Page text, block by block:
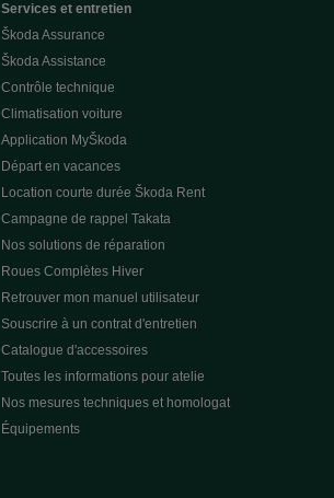
Services et entretien
Škoda Assurance
Škoda Assistance
Contrôle technique
Climatisation voiture
Application MyŠkoda
Départ en vacances
Location courte durée Škoda Rent
Campagne de rappel Takata
Nos solutions de réparation
Roues Complètes Hiver
Retrouver mon manuel utilisateur
Souscrire à un contrat d'entretien
Catalogue d'accessoires
Toutes les informations pour atelie
Nos mesures techniques et homologat
Équipements